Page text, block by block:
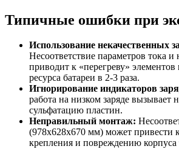
Типичные ошибки при
Использование некачественных
Несоответствие параметров тока и
приводит к «перегреву»
ресурса батареи в 2-3 раза.
Игнорирование индикаторов
работа на низком заряде вызывает
сульфатацию пластин.
Неправильный монтаж:
(978x628x670 мм) может привести
крепления и повреждению корпуса